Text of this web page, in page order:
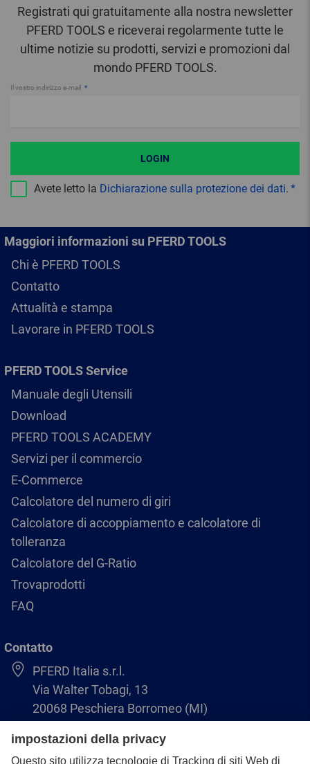
Registrati qui gratuitamente alla nostra newsletter
PFERD TOOLS e riceverai regolarmente tutte le
ultime notizie su prodotti, servizi e promozioni dal
mondo PFERD TOOLS.
Il vostro indirizzo e-mail
Avete letto la Dichiarazione sulla protezione dei dati.
LOGIN
Maggiori informazioni su PFERD TOOLS
Chi è PFERD TOOLS
Contatto
Attualità e stampa
Lavorare in PFERD TOOLS
PFERD TOOLS Service
Manuale degli Utensili
Download
PFERD TOOLS ACADEMY
Servizi per il commercio
E-Commerce
Calcolatore del numero di giri
Calcolatore di accoppiamento e calcolatore di
tolleranza
Calcolatore del G-Ratio
Trovaprodotti
FAQ
Contatto
PFERD Italia s.r.l.
Via Walter Tobagi, 13
20068 Peschiera Borromeo (MI)
02-55.30.24.86